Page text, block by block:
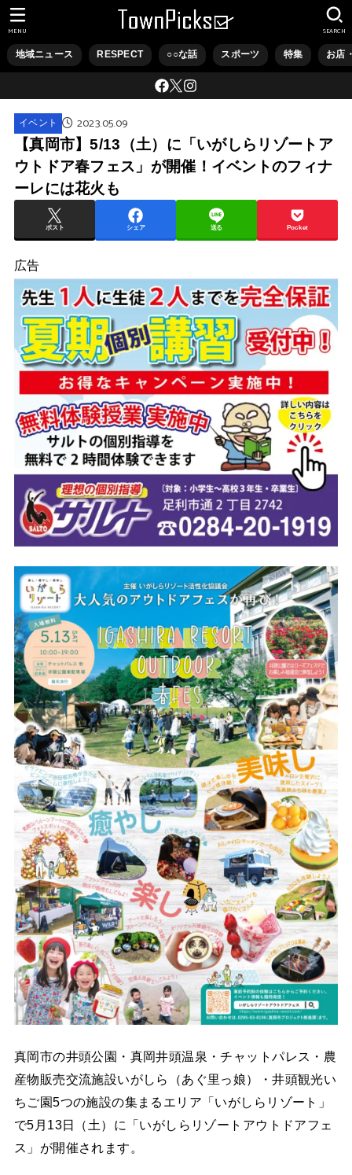
地域ニュース RESPECT ○○な話 スポーツ 特集 お店
SEARCH
MENU
イベント 2023.05.09
【真岡市】5/13（土）に「いがしらリゾートア
ウトドア春フェス」が開催！イベントのフィナ
ーレには花火も
ポスト シェア 送る Pocket
広告
真岡市の井頭公園・真岡井頭温泉・チャットパレス・農
産物販売交流施設いがしら（あぐ里っ娘）・井頭観光い
ちご園5つの施設の集まるエリア「いがしらリゾート」
で5月13日（土）に「いがしらリゾートアウトドアフェ
ス」が開催されます。